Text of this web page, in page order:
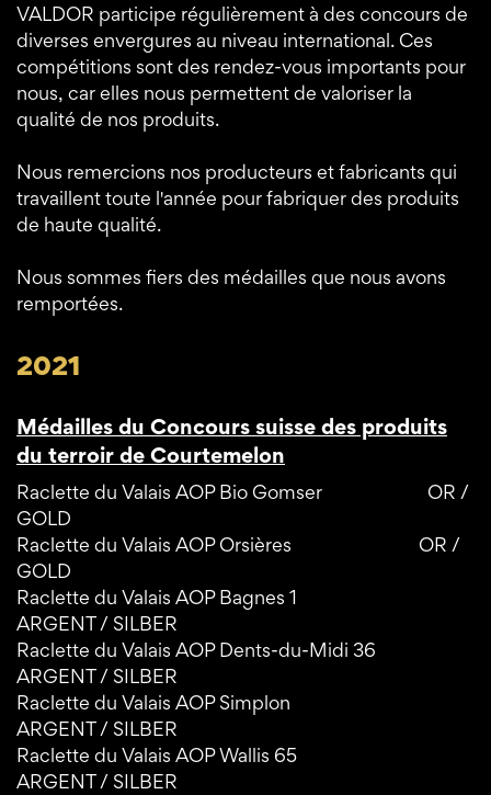
VALDOR participe régulièrement à des concours de
diverses envergures au niveau international. Ces
compétitions sont des rendez-vous importants pour
nous, car elles nous permettent de valoriser la
qualité de nos produits.
Nous remercions nos producteurs et fabricants qui
travaillent toute l'année pour fabriquer des produits
de haute qualité.
Nous sommes fiers des médailles que nous avons
remportées.
2021
Médailles du Concours suisse des produits
du terroir de Courtemelon
Raclette du Valais AOP Bio Gomser OR /
GOLD
Raclette du Valais AOP Orsières OR /
GOLD
Raclette du Valais AOP Bagnes 1
ARGENT / SILBER
Raclette du Valais AOP Dents-du-Midi 36
ARGENT / SILBER
Raclette du Valais AOP Simplon
ARGENT / SILBER
Raclette du Valais AOP Wallis 65
ARGENT / SILBER